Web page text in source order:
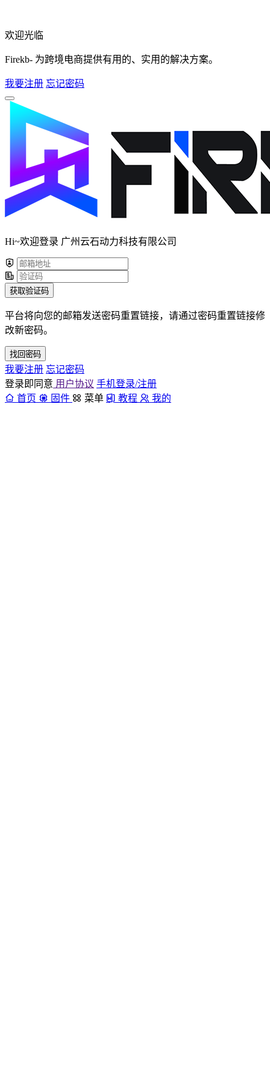
欢迎光临
Firekb- 为跨境电商提供有用的、实用的解决方案。
我要注册 忘记密码
Hi~欢迎登录 广州云石动力科技有限公司
获取验证码
平台将向您的邮箱发送密码重置链接，请通过密码重置链接修
改新密码。
找回密码
我要注册 忘记密码
登录即同意 用户协议 手机登录/注册
首页
固件 菜单 教程 我的